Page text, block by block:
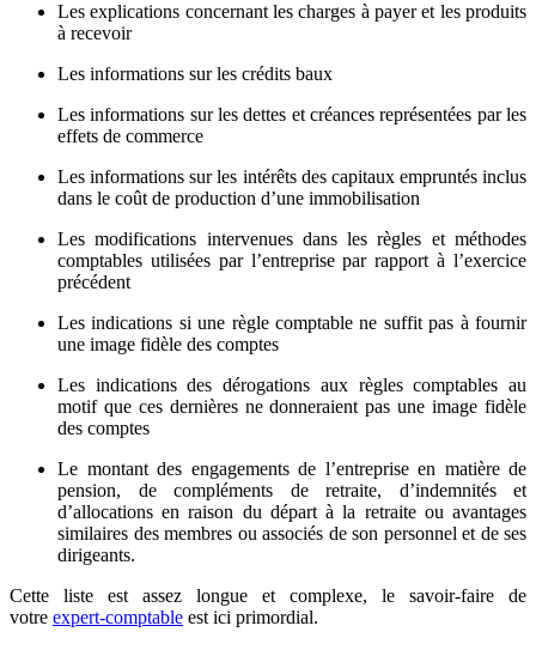
Les explications concernant les charges à payer et les produits
à recevoir
Les informations sur les crédits baux
Les informations sur les dettes et créances représentées par les
effets de commerce
Les informations sur les intérêts des capitaux empruntés inclus
dans le coût de production d’une immobilisation
Les modifications intervenues dans les règles et méthodes
comptables utilisées par l’entreprise par rapport à l’exercice
précédent
Les indications si une règle comptable ne suffit pas à fournir
une image fidèle des comptes
Les indications des dérogations aux règles comptables au
motif que ces dernières ne donneraient pas une image fidèle
des comptes
Le montant des engagements de l’entreprise en matière de
pension, de compléments de retraite, d’indemnités et
d’allocations en raison du départ à la retraite ou avantages
similaires des membres ou associés de son personnel et de ses
dirigeants.
Cette liste est assez longue et complexe, le savoir-faire de
votre expert-comptable est ici primordial.